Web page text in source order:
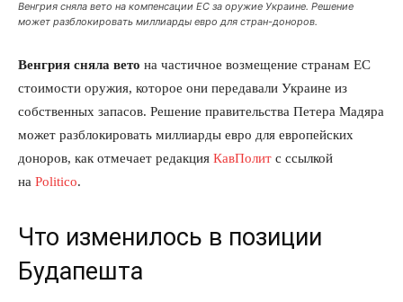
Венгрия сняла вето на компенсации ЕС за оружие Украине. Решение
может разблокировать миллиарды евро для стран-доноров.
Венгрия сняла вето на частичное возмещение странам ЕС
стоимости оружия, которое они передавали Украине из
собственных запасов. Решение правительства Петера Мадяра
может разблокировать миллиарды евро для европейских
доноров, как отмечает редакция КавПолит с ссылкой
на Politico.
Что изменилось в позиции
Будапешта